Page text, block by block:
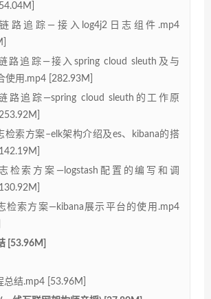
路追踪—接入log4j2日志组件.mp4
路追踪—接入spring cloud sleuth及与
使用.mp4 [282.93M]
路追踪—spring cloud sleuth的工作原
检索方案–elk架构介绍及es、kibana的搭
检索方案—logstash配置的编写和调
检索方案—kibana展示平台的使用.mp4
[53.96M]
总结.mp4 [53.96M]